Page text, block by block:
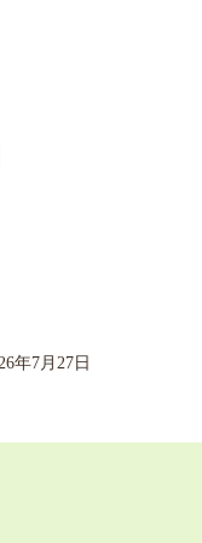
年7 月 27 日